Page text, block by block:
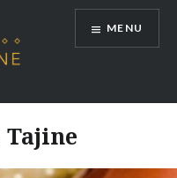
MENU
Tajine